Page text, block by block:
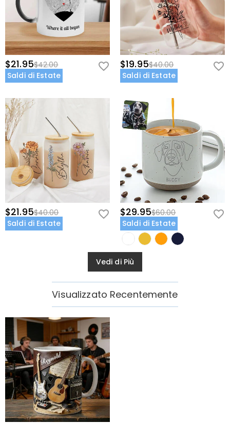
$21.95$42.00
Saldi di Estate
$19.95$40.00
Saldi di Estate
$21.95$40.00
Saldi di Estate
$29.95$60.00
Saldi di Estate
Vedi di Più
Visualizzato Recentemente